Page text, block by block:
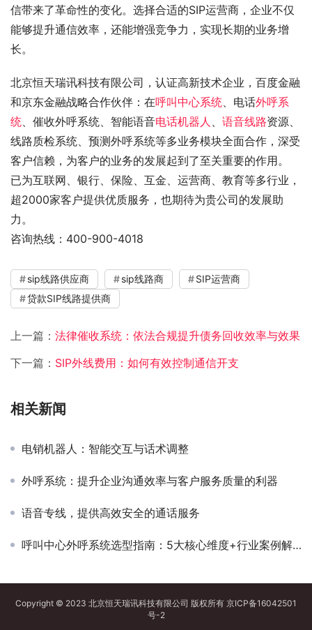
信带来了革命性的变化。选择合适的SIP运营商，企业不仅
能够提升通信效率，还能增强竞争力，实现长期的业务增
长。
北京恒天瑞讯科技有限公司，认证高新技术企业，百度金融
和京东金融战略合作伙伴：在呼叫中心系统、电话外呼系
统、催收外呼系统、智能语音电话机器人 、 语音线路资源、
线路质检系统、预测外呼系统等多业务模块全面合作，深受
客户信赖，为客户的业务的发展起到了至关重要的作用。
已为互联网、银行、保险、互金、运营商、教育等多行业，
超2000家客户提供优质服务，也期待为贵公司的发展助
力。
咨询热线：400-900-4018
sip线路供应商 sip线路商
SIP运营商
贷款SIP线路提供商
上一篇： 法律催收系统：依法合规提升债务回收效率与效果
下一篇： SIP外线费用：如何有效控制通信开支
相关新闻
电销机器人：智能交互与话术调整
外呼系统：提升企业沟通效率与客户服务质量的利器
语音专线，提供高效安全的通话服务
呼叫中心外呼系统选型指南：5大核心维度+行业案例解析
Copyright © 2023 北京恒天瑞讯科技有限公司 版权所有 京ICP备16042501
号-2